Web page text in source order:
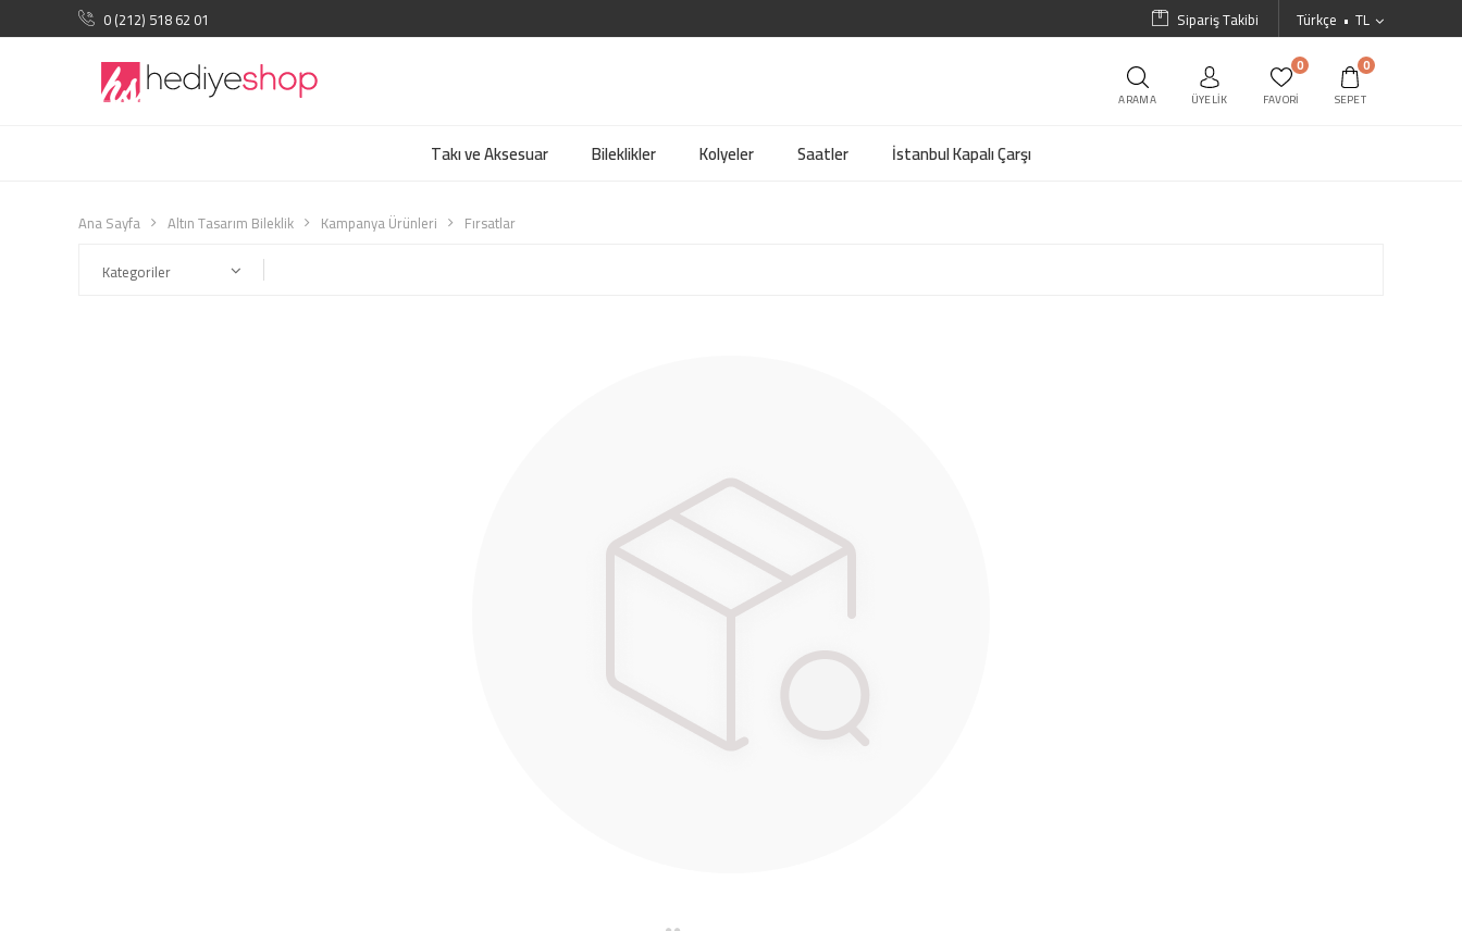
0 (212) 518 62 01 Türkçe TL
Sipariş Takibi
ARAMA ÜYELIK
0
FAVORI
0
SEPET
Takı ve Aksesuar Bileklikler Kolyeler Saatler İstanbul Kapalı Çarşı
Ana Sayfa Altın Tasarım Bileklik Kampanya Ürünleri
Fırsatlar
Kategoriler